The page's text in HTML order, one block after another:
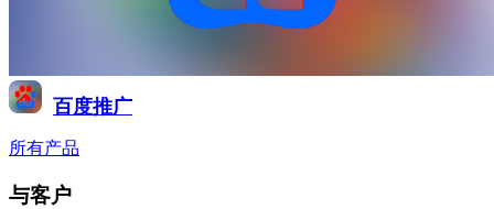
百度推广
所有产品
与客户